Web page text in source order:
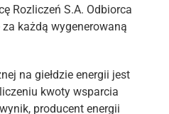
Rozliczeń S.A. Odbiorca
każdą wygenerowaną
na giełdzie energii jest
kwoty wsparcia
producent energii